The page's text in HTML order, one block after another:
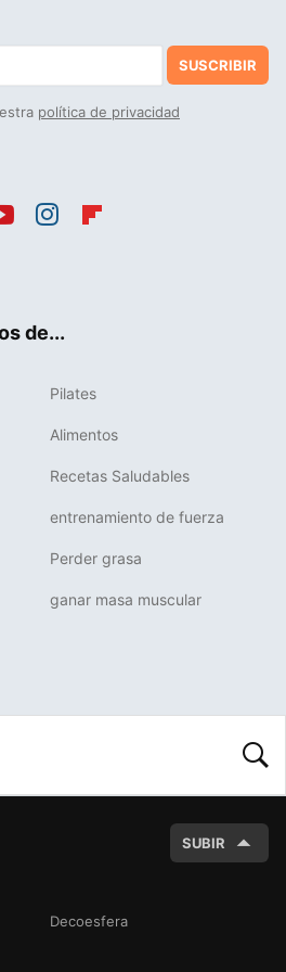
SUSCRIBIR
política de privacidad
de...
Pilates
Alimentos
Recetas Saludables
entrenamiento de fuerza
Perder grasa
ganar masa muscular
SUBIR
Decoesfera